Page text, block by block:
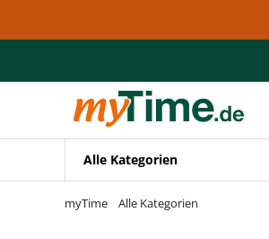
Zur Navigation springen
Alle Kategorien
myTime Alle Kategorien